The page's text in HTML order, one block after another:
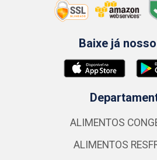
Baixe já
ALIMENTOS
ALIMENTOS